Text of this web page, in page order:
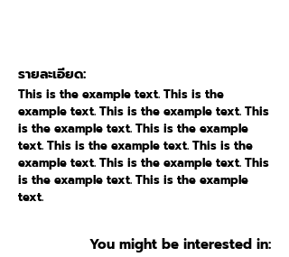
รายละเอียด:
This is the example text. This is the
example text. This is the example text. This
is the example text. This is the example
text. This is the example text. This is the
example text. This is the example text. This
is the example text. This is the example
text.
You might be interested in: